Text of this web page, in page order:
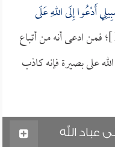
أَدْعُوا إِلَى اللهِ عَلَى
[يوسف:108]؛ فمن ادعى أنه من أتباع
على بصيرة فإنه كاذب
عباد الله